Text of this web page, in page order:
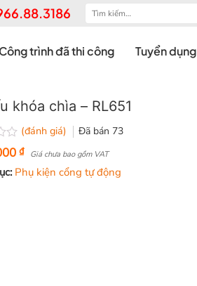
Tìm
Công trình đã thi công Tuyển dụng
khóa chìa – RL651
(đánh giá) Đã bán 73
₫ Giá chưa bao gồm VAT
Phụ kiện cổng tự động